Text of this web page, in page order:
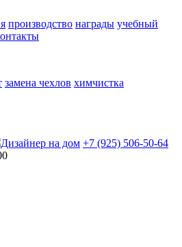
производство награды учебный
замена чехлов химчистка
Дизайнер на дом +7 (925) 506-50-64